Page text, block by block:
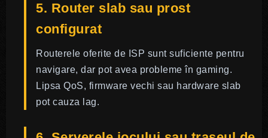
5. Router slab sau prost
configurat
Routerele oferite de ISP sunt suficiente pentru
navigare, dar pot avea probleme în gaming.
Lipsa QoS, firmware vechi sau hardware slab
pot cauza lag.